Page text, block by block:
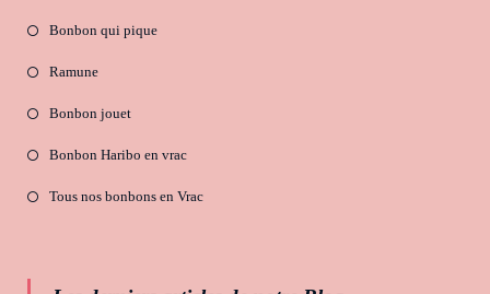
Bonbon qui pique
Ramune
Bonbon jouet
Bonbon Haribo en vrac
Tous nos bonbons en Vrac